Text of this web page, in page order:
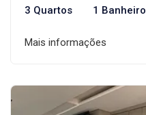
3 Quartos 1 Banheiro
Mais informações